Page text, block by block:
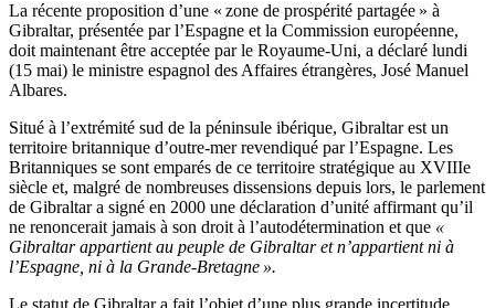
La récente proposition d’une « zone de prospérité partagée » à
Gibraltar, présentée par l’Espagne et la Commission européenne,
doit maintenant être acceptée par le Royaume-Uni, a déclaré lundi
(15 mai) le ministre espagnol des Affaires étrangères, José Manuel
Albares.
Situé à l’extrémité sud de la péninsule ibérique, Gibraltar est un
territoire britannique d’outre-mer revendiqué par l’Espagne. Les
Britanniques se sont emparés de ce territoire stratégique au XVIIIe
siècle et, malgré de nombreuses dissensions depuis lors, le parlement
de Gibraltar a signé en 2000 une déclaration d’unité affirmant qu’il
ne renoncerait jamais à son droit à l’autodétermination et que «
Gibraltar appartient au peuple de Gibraltar et n’appartient ni à
l’Espagne, ni à la Grande-Bretagne ».